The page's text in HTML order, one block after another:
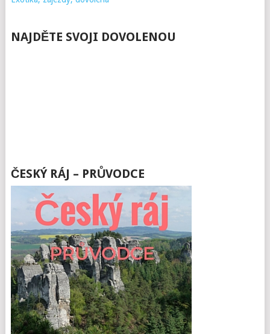
NAJDĚTE SVOJI DOVOLENOU
ČESKÝ RÁJ – PRŮVODCE